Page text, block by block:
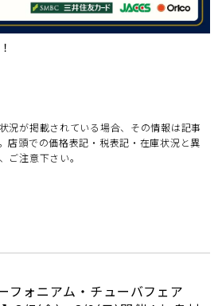
況が掲載されている場合、その情報は記事
店頭での価格表記・税表記・在庫状況と異
ご注意下さい。
フォニアム・チューバフェア